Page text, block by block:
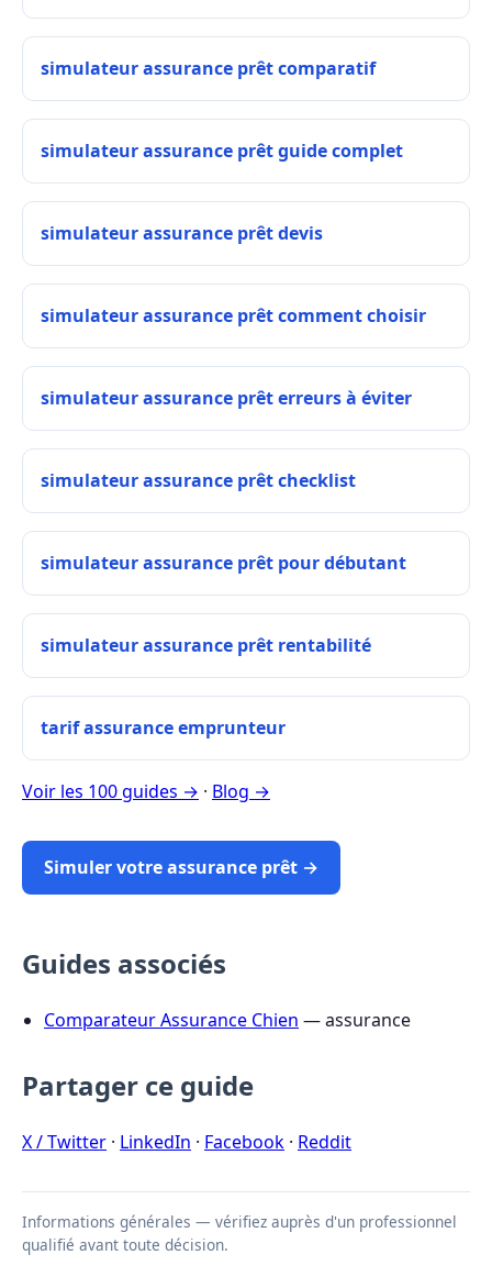
simulateur assurance prêt comparatif
simulateur assurance prêt guide complet
simulateur assurance prêt devis
simulateur assurance prêt comment choisir
simulateur assurance prêt erreurs à éviter
simulateur assurance prêt checklist
simulateur assurance prêt pour débutant
simulateur assurance prêt rentabilité
tarif assurance emprunteur
Voir les 100 guides → · Blog →
Simuler votre assurance prêt →
Guides associés
Comparateur Assurance Chien — assurance
Partager ce guide
X / Twitter · LinkedIn · Facebook · Reddit
Informations générales — vérifiez auprès d'un professionnel
qualifié avant toute décision.